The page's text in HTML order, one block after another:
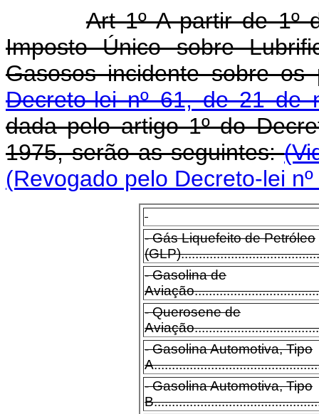
Art 1º A partir de 1º
Imposto Único sobre
Gasosos incidente sobre
Decreto-lei nº 61, de 21 de
dada pelo artigo 1º do
1975, serão as seguintes:
(Revogado pelo Decreto-lei
- Gás Liquefeito de Petróleo
- Gasolina de
- Querosene de
- Gasolina Automotiva, Tipo
- Gasolina Automotiva, Tipo